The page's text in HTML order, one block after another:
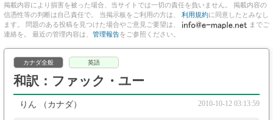
掲載内容により損害を被った場合、当サイトでは一切の責任を負いません。 掲載内容の
信憑性等の判断は自己責任で。 当掲示板をご利用の方は、 利用規約に同意したとみなし
ます。 問題のある投稿を見つけた場合やご意見ご要望は、
までご
連絡を。 最近の管理内容は、 管理報告をご参照ください。
カナダ全般 英語
和訳：ファック・ユー
りん （カナダ） 2010-10-12 03:13:59